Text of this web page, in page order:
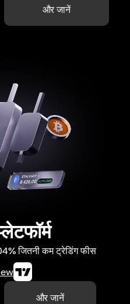
और जानें
जितनी कम ट्रेडिंग फीस
और जानें